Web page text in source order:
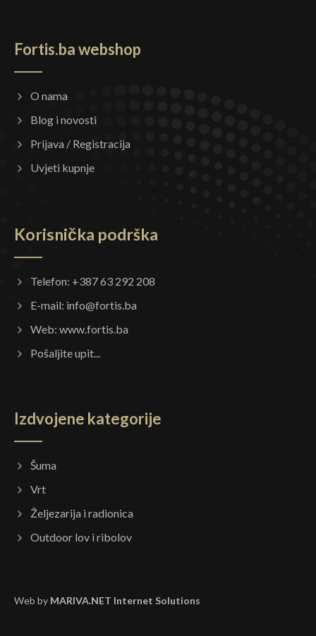
Fortis.ba webshop
O nama
Blog i novosti
Prijava / Registracija
Uvjeti kupnje
Korisnička podrška
Telefon: +387 63 292 208
E-mail: info@fortis.ba
Web: www.fortis.ba
Pošaljite upit...
Izdvojene kategorije
Šuma
Vrt
Željezarija i radionica
Outdoor lov i ribolov
Web by MARIVA.NET Internet Solutions